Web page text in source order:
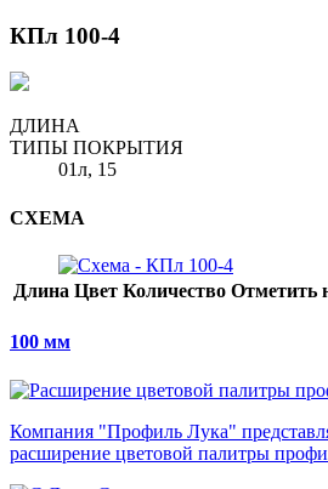
КПл 100-4
ДЛИНА
ТИПЫ ПОКРЫТИЯ
01л, 15
СХЕМА
Длина Цвет Количество Отметить
100 мм
Компания "Профиль Лука"
расширение цветовой палитры